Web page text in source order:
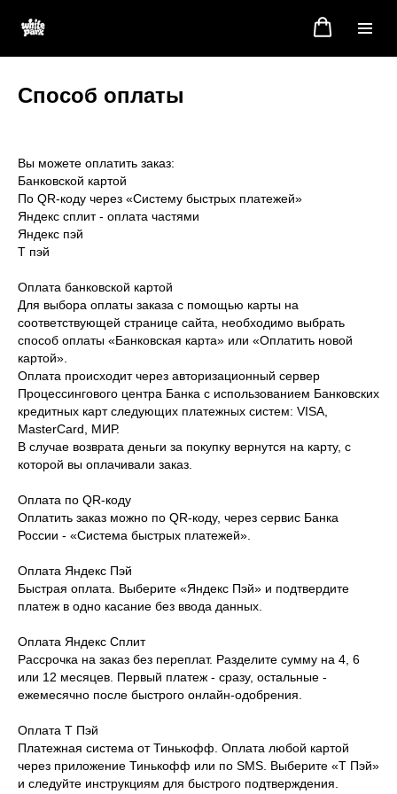
Способ оплаты
Вы можете оплатить заказ:
Банковской картой
По QR-коду через «Систему быстрых платежей»
Яндекс сплит - оплата частями
Яндекс пэй
Т пэй
Оплата банковской картой
Для выбора оплаты заказа с помощью карты на
соответствующей странице сайта, необходимо выбрать
способ оплаты «Банковская карта» или «Оплатить новой
картой».
Оплата происходит через авторизационный сервер
Процессингового центра Банка с использованием Банковских
кредитных карт следующих платежных систем: VISA,
MasterCard, МИР.
В случае возврата деньги за покупку вернутся на карту, с
которой вы оплачивали заказ.
Оплата по QR-коду
Оплатить заказ можно по QR-коду, через сервис Банка
России - «Система быстрых платежей».
Оплата Яндекс Пэй
Быстрая оплата. Выберите «Яндекс Пэй» и подтвердите
платеж в одно касание без ввода данных.
Оплата Яндекс Сплит
Рассрочка на заказ без переплат. Разделите сумму на 4, 6
или 12 месяцев. Первый платеж - сразу, остальные -
ежемесячно после быстрого онлайн-одобрения.
Оплата Т Пэй
Платежная система от Тинькофф. Оплата любой картой
через приложение Тинькофф или по SMS. Выберите «Т Пэй»
и следуйте инструкциям для быстрого подтверждения.